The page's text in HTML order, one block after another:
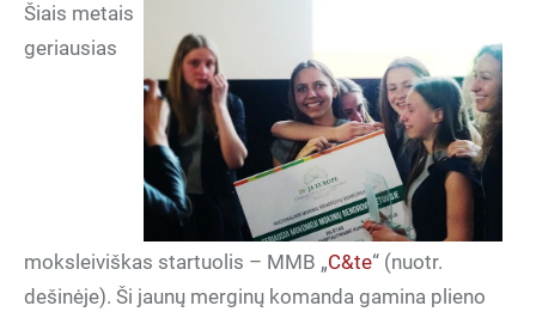
Šiais metais
geriausias
moksleiviškas startuolis – MMB „C&te“ (nuotr.
dešinėje). Ši jaunų merginų komanda gamina plieno